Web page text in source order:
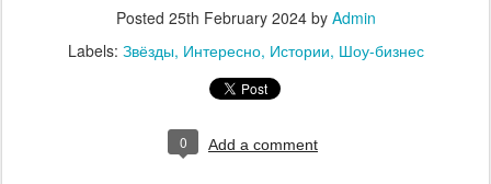
Posted 25th February 2024by Admin
Labels: Звёзды Интересно Истории Шоу-бизнес
0 Add a comment